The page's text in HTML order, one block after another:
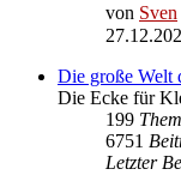
von Sven
Die große Welt
Die Ecke für
199
6751
Letzter